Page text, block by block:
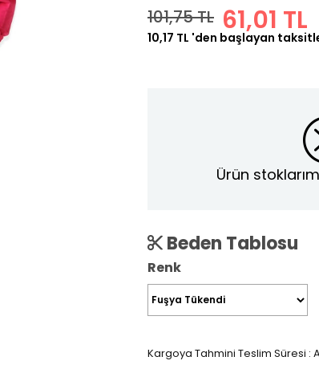
101,75 TL 61,01 TL
10,17 TL 'den başlayan
Ürün
Beden Tablosu
Renk
Kargoya Tahmini Teslim Süresi :